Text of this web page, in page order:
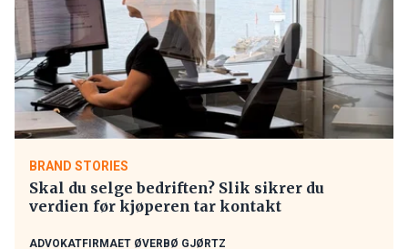
BRAND STORIES
Skal du selge bedriften? Slik sikrer du
verdien før kjøperen tar kontakt
ADVOKATFIRMAET ØVERBØ GJØRTZ